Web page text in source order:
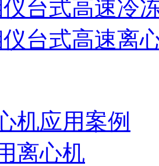
台式高速冷
台式高速离
机应用案例
离心机